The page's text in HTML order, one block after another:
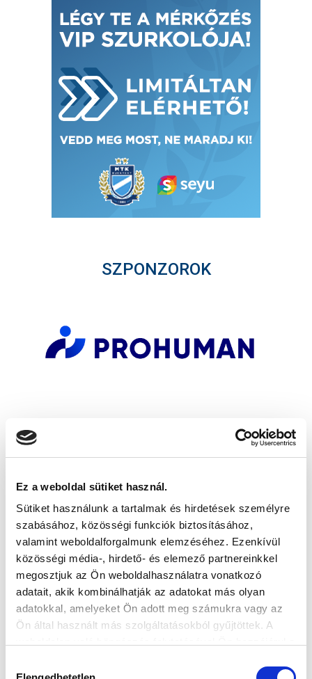
Ez a weboldal sütiket használ.
Sütiket használunk a tartalmak és hirdetések személyre
szabásához, közösségi funkciók biztosításához,
valamint weboldalforgalmunk elemzéséhez. Ezenkívül
közösségi média-, hirdető- és elemező partnereinkkel
megosztjuk az Ön weboldalhasználatra vonatkozó
adatait, akik kombinálhatják az adatokat más olyan
adatokkal, amelyeket Ön adott meg számukra vagy az
Ön által használt más szolgáltatásokból gyűjtöttek. A
SZPONZOROK